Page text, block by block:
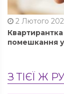
2 Лютого
помешкання
З ТІЄЇ Ж